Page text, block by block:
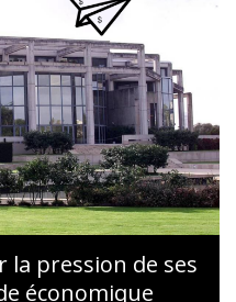
COMMUNIQUÉS
DOCUMENTS
PAR COCETA
la pression de ses
économique